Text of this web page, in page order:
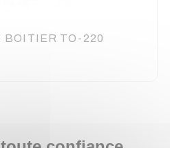
BOITIER TO-220